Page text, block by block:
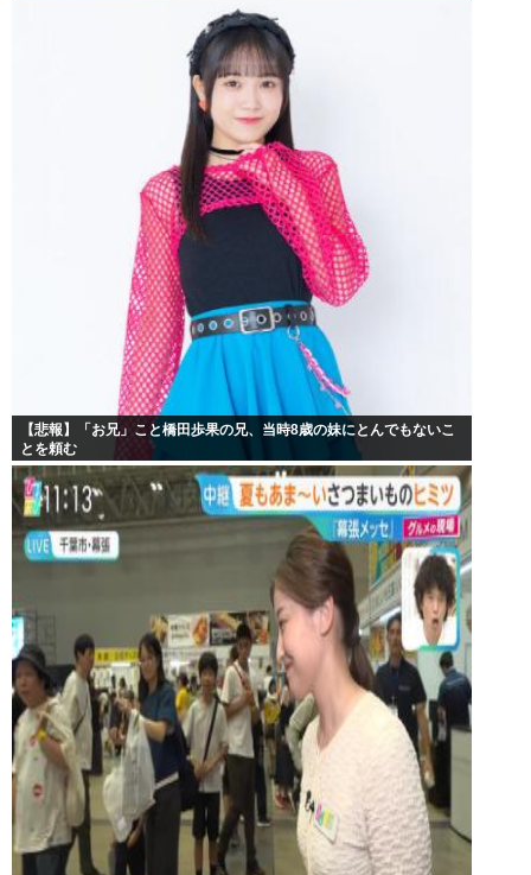
【悲報】「お兄」こと橋田歩果の兄、当時8歳の妹にとんでもないこ
とを頼む